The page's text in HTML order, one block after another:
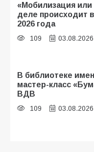
«Мобилизация
деле происходит
2026 года
109 03.08.2026
В библиотеке
мастер-класс
ВДВ
109 03.08.2026